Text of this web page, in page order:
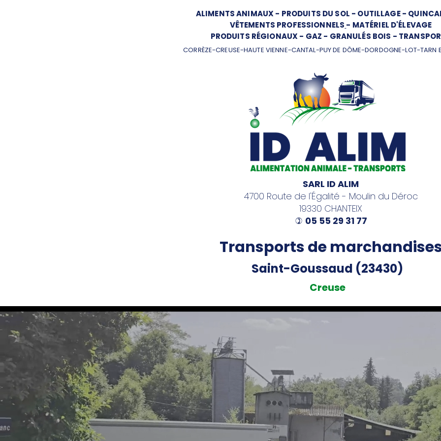
ALIMENTS ANIMAUX- PRODUITS DU SOL - OUTILLAGE-
VÊTEMENTS PROFESSIONNELS - MATÉRIEL D'ÉLEVAGE
PRODUITS RÉGIONAUX- GAZ - GRANULÉS BOIS -
CORRÈZE-CREUSE-HAUTE VIENNE-CANTAL-PUY DE DÔME-DORDOGNE-LOT-TARN
SARL ID ALIM
4700 Route de l'Égalité - Moulin du Déroc
19330 CHANTEIX
) 05 55 29 31 77
Transports de
Saint-Goussaud (23430)
Creuse